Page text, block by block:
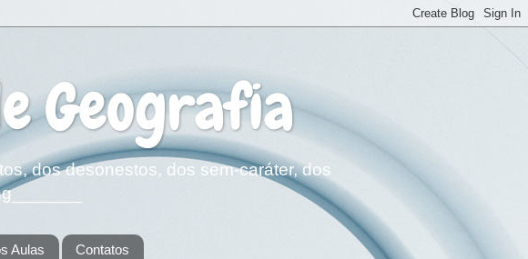
Geografia
dos desonestos, dos sem-caráter, dos
Aulas Contatos